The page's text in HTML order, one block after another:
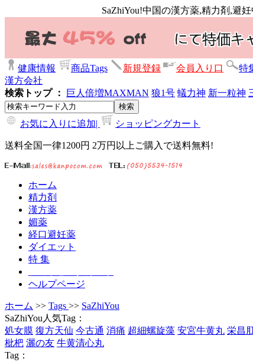
SaZhiYou!中国の漢方薬,精力剤,避
健康情報 商品Tags 新規登録 会員入り口 特
漢方会社
検索トップ ：
巨人倍増MAXMAN 狼1号 蟻力神 新一粒神
お気に入りに追加| ショッピングカート
送料全国一律1200円 2万円以上ご購入で送料無料!
ホーム
精力剤
漢方薬
媚薬
経口避妊薬
ダイエット
特 集
ヘルプページ
ホーム >> Tags >> SaZhiYou
SaZhiYou人気Tag：
処女膜 復方天仙 今古通 消痛 超細螺旋藻 安宮牛黄丸 栄昌
枇杷 灑の友 牛黄清心丸
Tag：